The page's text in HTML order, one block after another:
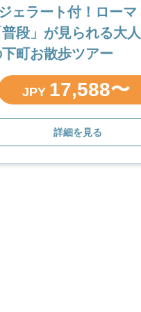
ェラート付！ローマ
段」が見られる大人
町お散歩ツアー
JPY 17,588〜
詳細を見る